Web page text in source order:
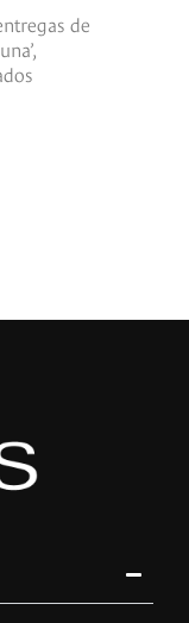
de